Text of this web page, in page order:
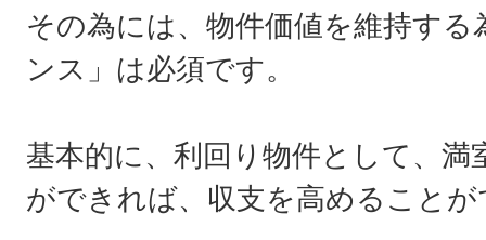
その為には、物件価値を維持す
ンス」は必須です。
基本的に、利回り物件として、満
ができれば、収支を高めること